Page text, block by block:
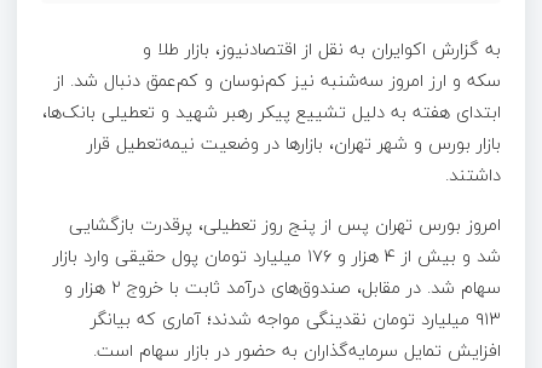
به گزارش اکوایران به نقل از اقتصادنیوز، بازار طلا و
سکه و ارز امروز سه‌شنبه نیز کم‌نوسان و کم‌عمق دنبال شد. از
ابتدای هفته به دلیل تشییع پیکر رهبر شهید و تعطیلی بانک‌ها،
بازار بورس و شهر تهران، بازارها در وضعیت نیمه‌تعطیل قرار
داشتند.
امروز بورس تهران پس از پنج روز تعطیلی، پرقدرت بازگشایی
شد و بیش از ۴ هزار و ۱۷۶ میلیارد تومان پول حقیقی وارد بازار
سهام شد. در مقابل، صندوق‌های درآمد ثابت با خروج ۲ هزار و
۹۱۳ میلیارد تومان نقدینگی مواجه شدند؛ آماری که بیانگر
افزایش تمایل سرمایه‌گذاران به حضور در بازار سهام است.